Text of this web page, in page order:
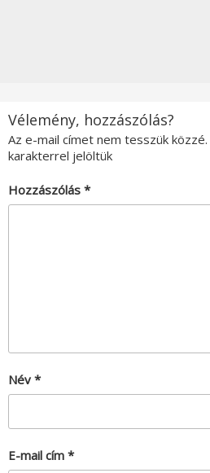
Vélemény, hozzászólás?
Az e-mail címet nem tesszük közzé.
karakterrel jelöltük
Hozzászólás *
Név *
E-mail cím *